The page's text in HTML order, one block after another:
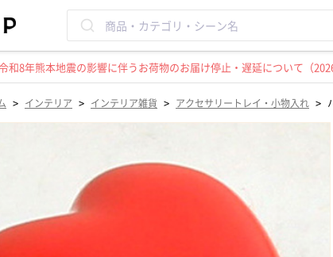
令和8年熊本地震の影響に伴うお荷物のお届け停止・遅延について（
> インテリア > インテリア雑貨 > アクセサリートレイ・小物入れ >